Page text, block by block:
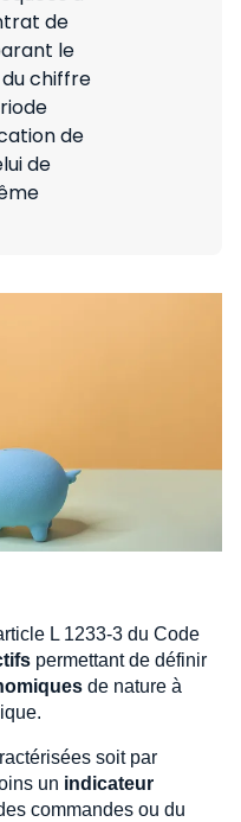
de
le
chiffre
de
de
L 1233-3 du Code
permettant de définir
de nature à
soit par
un indicateur
commandes ou du